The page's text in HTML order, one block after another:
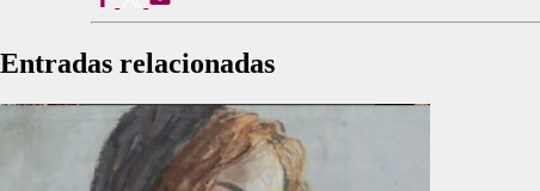
Entradas relacionadas